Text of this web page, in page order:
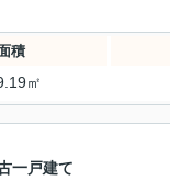
積
㎡
一戸建て